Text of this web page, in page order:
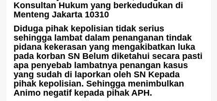
Konsultan Hukum yang berkedudukan di
Menteng Jakarta 10310
Diduga pihak kepolisian tidak serius
sehingga lambat dalam penanganan tindak
pidana kekerasan yang mengakibatkan luka
pada korban SN Belum diketahui secara pasti
apa penyebab lambatnya penangan kasus
yang sudah di laporkan oleh SN Kepada
pihak kepolisian. Sehingga menimbulkan
Animo negatif kepada pihak APH.